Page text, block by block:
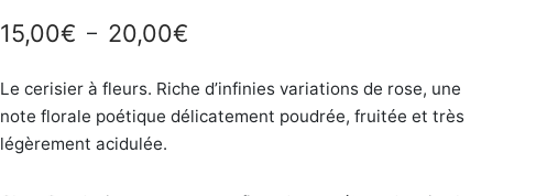
15,00€ – 20,00€Plage
prix :
15,00€
Le cerisier à fleurs. Riche d’infinies variations de rose, une
note florale poétique délicatement poudrée, fruitée et très
légèrement acidulée.